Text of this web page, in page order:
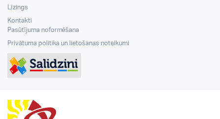
Līzings
Kontakti
Pasūtījuma noformēšana
Privātuma politika un lietošanas noteikumi